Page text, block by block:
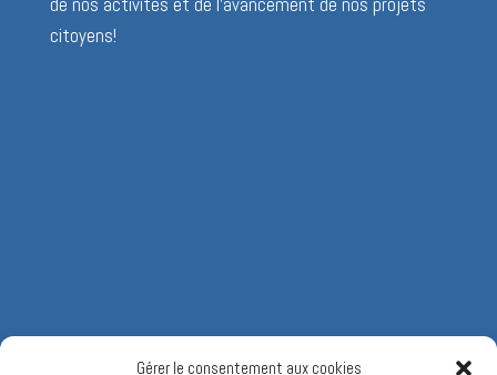
Gérer le consentement aux cookies
citoyens!